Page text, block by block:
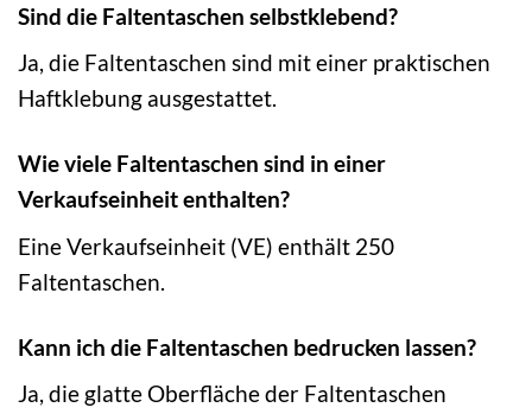
Sind die Faltentaschen selbstklebend?
Ja, die Faltentaschen sind mit einer praktischen
Haftklebung ausgestattet.
Wie viele Faltentaschen sind in einer
Verkaufseinheit enthalten?
Eine Verkaufseinheit (VE) enthält 250
Faltentaschen.
Kann ich die Faltentaschen bedrucken lassen?
Ja, die glatte Oberfläche der Faltentaschen